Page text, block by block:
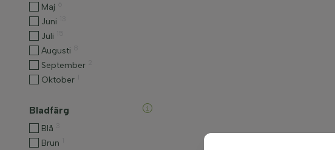
Maj
Juni
Juli
Augusti
September
Oktober
Bladfärg
Blå
Brun